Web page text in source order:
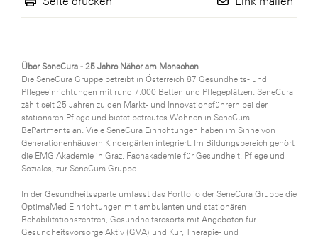
Zühlke
Media
Über SeneCura - 25 Jahre Näher am Menschen
Die SeneCura Gruppe betreibt in Österreich 87 Gesundheits- und
Pflegeeinrichtungen mit rund 7.000 Betten und Pflegeplätzen. SeneCura
zählt seit 25 Jahren zu den Markt- und Innovationsführern bei der
stationären Pflege und bietet betreutes Wohnen in SeneCura
BePartments an. Viele SeneCura Einrichtungen haben im Sinne von
Generationenhäusern Kindergärten integriert. Im Bildungsbereich gehört
die EMG Akademie in Graz, Fachakademie für Gesundheit, Pflege und
Soziales, zur SeneCura Gruppe.
In der Gesundheitssparte umfasst das Portfolio der SeneCura Gruppe die
OptimaMed Einrichtungen mit ambulanten und stationären
Rehabilitationszentren, Gesundheitsresorts mit Angeboten für
Gesundheitsvorsorge Aktiv (GVA) und Kur, Therapie- und